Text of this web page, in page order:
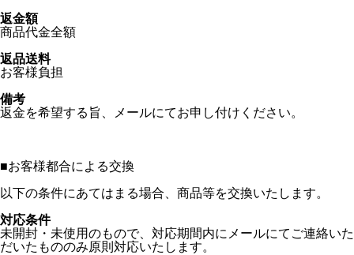
返金額
商品代金全額
返品送料
お客様負担
備考
返金を希望する旨、メールにてお申し付けください。
■お客様都合による交換
以下の条件にあてはまる場合、商品等を交換いたします。
対応条件
未開封・未使用のもので、対応期間内にメールにてご連絡いた
だいたもののみ原則対応いたします。